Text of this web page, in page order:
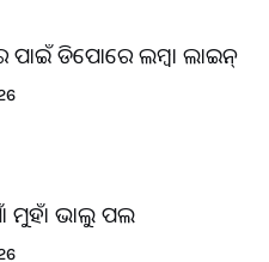
ପାଇଁ ଡିପୋରେ ଲମ୍ବା ଲାଇନ୍
ମୁହାଁ ଭାଲୁ ପଲ